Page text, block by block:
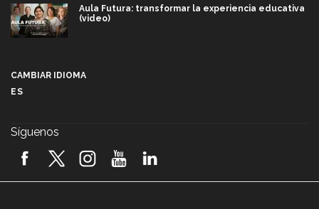
Aula Futura: transformar la experiencia educativa
(video)
2026! (video)
CAMBIAR IDIOMA
ES
Síguenos